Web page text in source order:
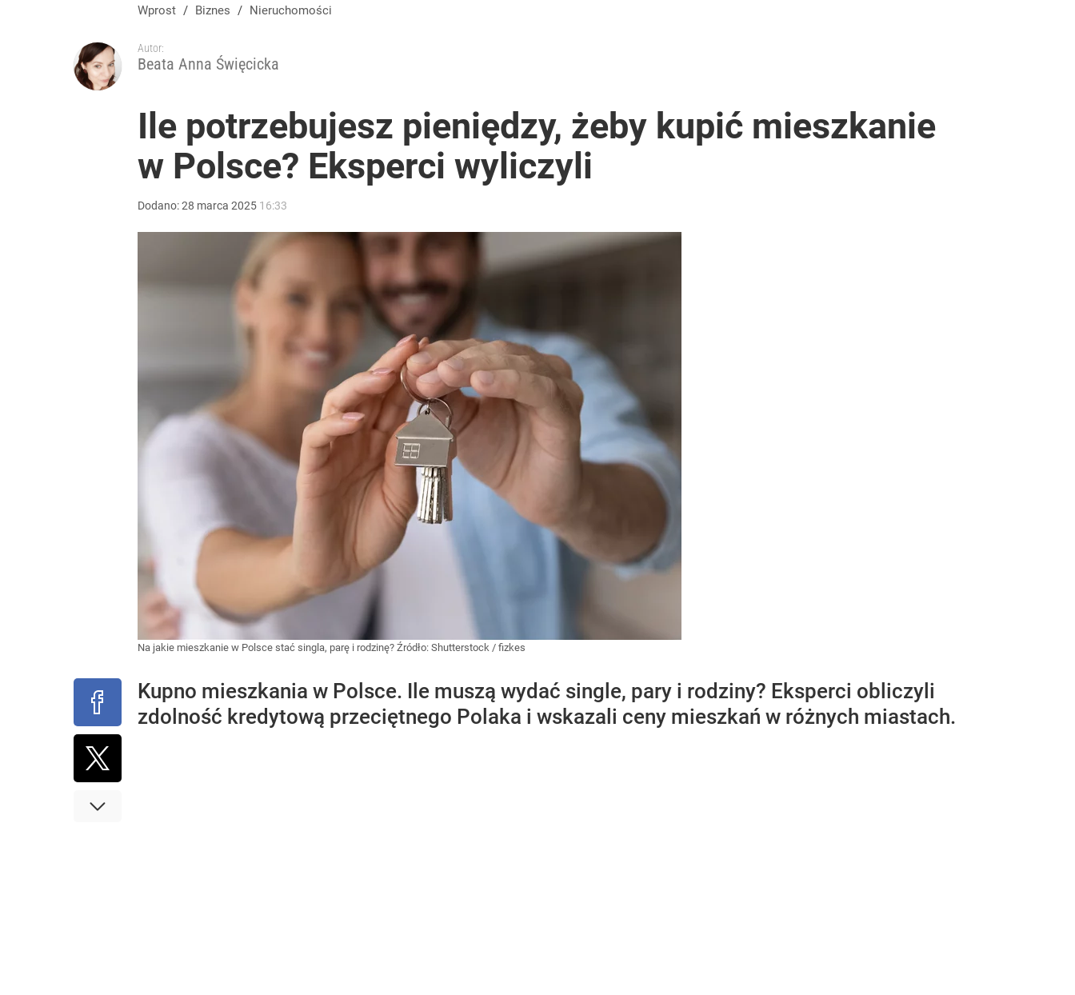
Wprost / Biznes / Nieruchomości
Autor:
Beata Anna Święcicka
Ile potrzebujesz pieniędzy, żeby kupić mieszkanie
w Polsce? Eksperci wyliczyli
Dodano:28 marca 2025 16:33
Na jakie mieszkanie w Polsce stać singla, parę i rodzinę? Źródło: Shutterstock / fizkes
Kupno mieszkania w Polsce. Ile muszą wydać single, pary i rodziny? Eksperci obliczyli
zdolność kredytową przeciętnego Polaka i wskazali ceny mieszkań w różnych miastach.